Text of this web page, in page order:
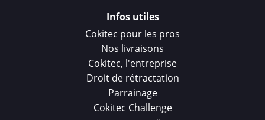
Infos utiles
Cokitec pour les pros
Nos livraisons
Cokitec, l'entreprise
Droit de rétractation
Parrainage
Cokitec Challenge